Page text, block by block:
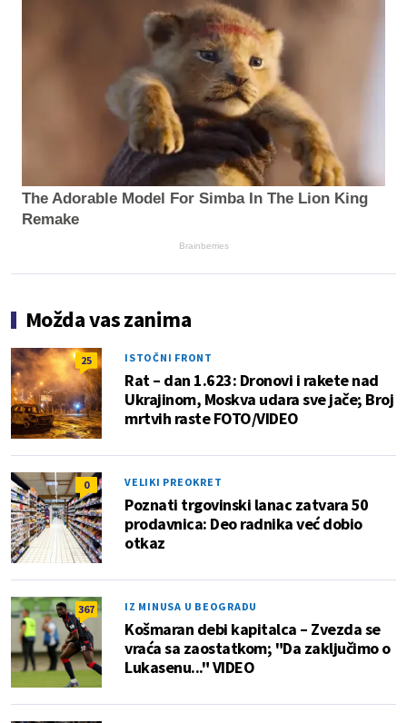
The Adorable Model For Simba In The Lion King
Remake
Brainberries
Možda vas zanima
25 ISTOČNI FRONT
Rat – dan 1.623: Dronovi i rakete nad
Ukrajinom, Moskva udara sve jače; Broj
mrtvih raste FOTO/VIDEO
0 VELIKI PREOKRET
Poznati trgovinski lanac zatvara 50
prodavnica: Deo radnika već dobio
otkaz
367 IZ MINUSA U BEOGRADU
Košmaran debi kapitalca – Zvezda se
vraća sa zaostatkom; "Da zaključimo o
Lukasenu..." VIDEO